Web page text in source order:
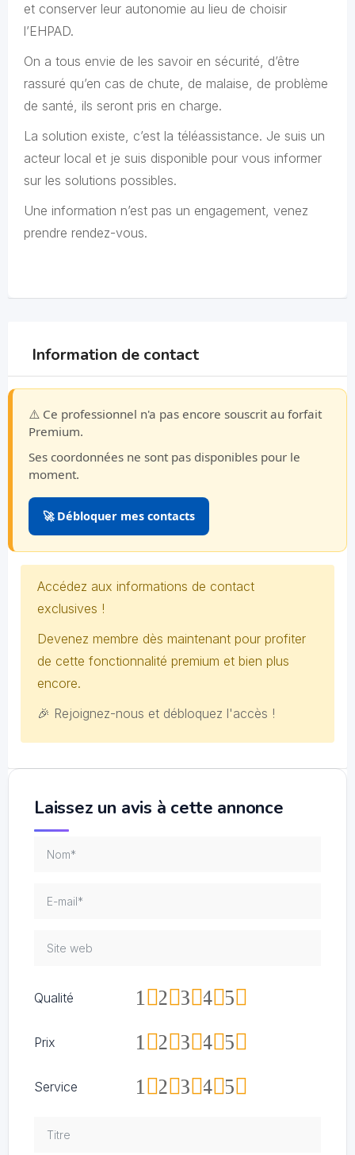
et conserver leur autonomie au lieu de choisir
l’EHPAD.
On a tous envie de les savoir en sécurité, d’être
rassuré qu’en cas de chute, de malaise, de problème
de santé, ils seront pris en charge.
La solution existe, c’est la téléassistance. Je suis un
acteur local et je suis disponible pour vous informer
sur les solutions possibles.
Une information n’est pas un engagement, venez
prendre rendez-vous.
Information de contact
⚠️ Ce professionnel n'a pas encore souscrit au forfait
Premium.
Ses coordonnées ne sont pas disponibles pour le
moment.
🚀 Débloquer mes contacts
Accédez aux informations de contact
exclusives !
Devenez membre dès maintenant pour profiter
de cette fonctionnalité premium et bien plus
encore.
🎉 Rejoignez-nous et débloquez l'accès !
Laissez un avis à cette annonce
Qualité 5
4
3
2
1
Prix 5
4
3
2
1
Service 5
4
3
2
1